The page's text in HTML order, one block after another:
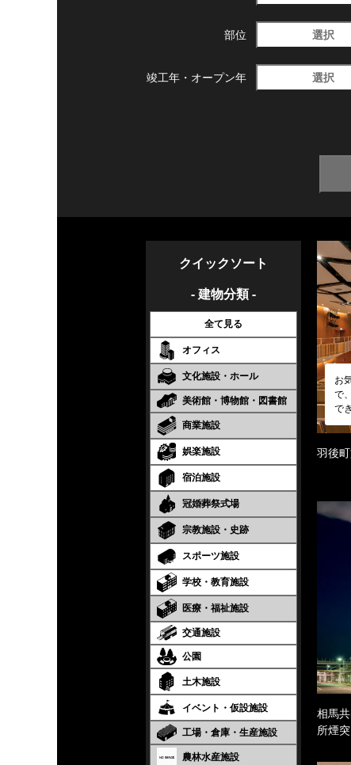
部位 選択
竣工年・ オープン年 選択
クイックソート
- 建物分類 -
全て見る
オフィス
文化施設・ホール
美術館・博物館・図書館
商業施設
娯楽施設
宿泊施設
冠婚葬祭式場
宗教施設・史跡
スポーツ施設
学校・教育施設
医療・福祉施設
交通施設
公園
土木施設
イベント・仮設施設
工場・倉庫・生産施設
農林水産施設
お
で
で
羽後
相馬
所煙